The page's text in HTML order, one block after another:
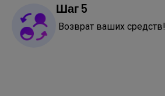
Шаг 5
Возврат ваших средств!